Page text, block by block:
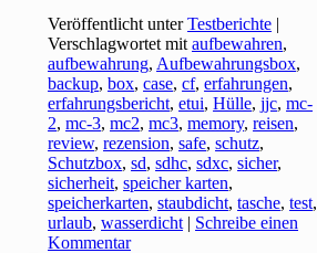
Veröffentlicht unter Testberichte |
Verschlagwortet mit aufbewahren,
aufbewahrung, Aufbewahrungsbox,
backup,box,case,cf,erfahrungen,
erfahrungsbericht,etui,Hülle,jjc,mc-
2,mc-3,mc2,mc3,memory,reisen,
review,rezension,safe,schutz,
Schutzbox,sd,sdhc,sdxc,sicher,
sicherheit,speicher karten,
speicherkarten,staubdicht,tasche,test,
urlaub,wasserdicht | Schreibe einen
Kommentar